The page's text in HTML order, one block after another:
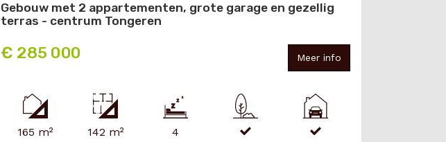
Gebouw met 2 appartementen, grote garage en gezellig
terras - centrum Tongeren
€ 285 000 Meer info
165 m² 142 m² 4